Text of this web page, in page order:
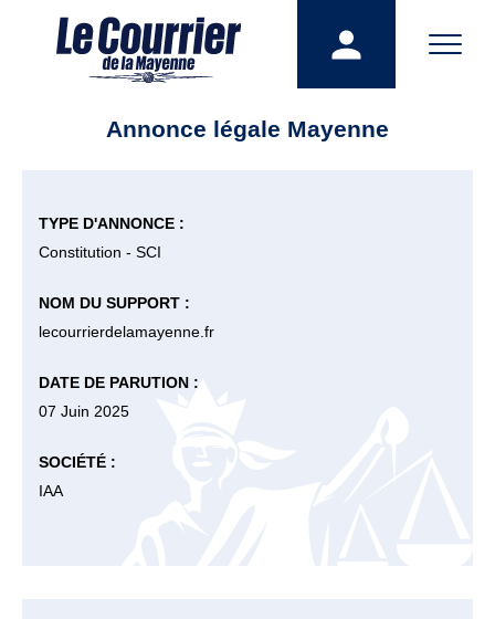
Annonce légale Mayenne
TYPE D'ANNONCE :
Constitution - SCI
NOM DU SUPPORT :
lecourrierdelamayenne.fr
DATE DE PARUTION :
07 Juin 2025
SOCIÉTÉ :
IAA